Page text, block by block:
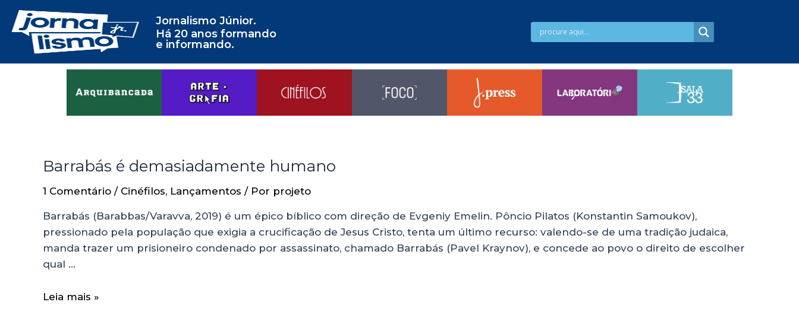
Jornalismo Júnior.
Há 20 anos formando
e informando.
Barrabás é demasiadamente humano
1 Comentário / Cinéfilos, Lançamentos / Por projeto
Barrabás (Barabbas/Varavva, 2019) é um épico bíblico com direção de Evgeniy Emelin. Pôncio Pilatos (Konstantin Samoukov),
pressionado pela população que exigia a crucificação de Jesus Cristo, tenta um último recurso: valendo-se de uma tradição judaica,
manda trazer um prisioneiro condenado por assassinato, chamado Barrabás (Pavel Kraynov), e concede ao povo o direito de escolher
qual …
Leia mais »